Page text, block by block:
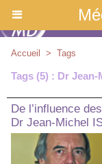
Accueil > Tags
Tags (5) : Dr
De l’influence
Dr Jean-Michel